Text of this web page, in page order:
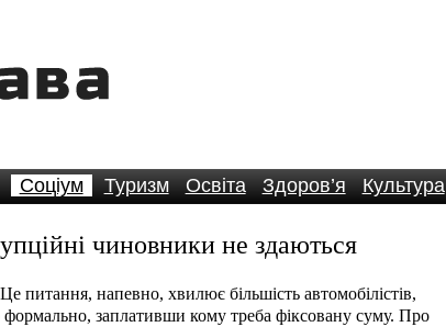
Соціум Туризм Освіта Здоров’я Культура
чиновники не здаються
питання, напевно, хвилює більшість автомобілістів,
формально, заплативши кому треба фіксовану суму. Про